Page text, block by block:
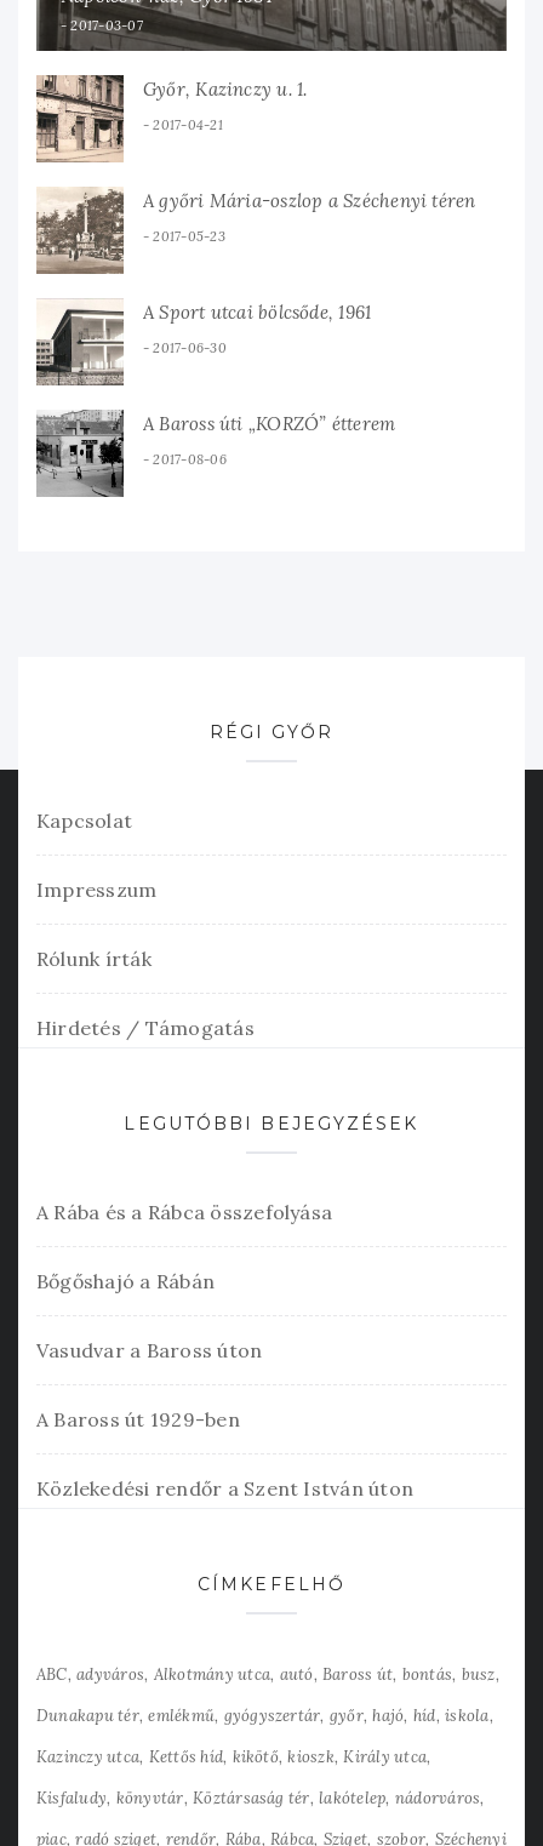
2017-03-07
Győr, Kazinczy u. 1.
2017-04-21
A győri Mária-oszlop a Széchenyi téren
2017-05-23
A Sport utcai bölcsőde, 1961
2017-06-30
A Baross úti „KORZÓ” étterem
2017-08-06
RÉGI GYŐR
Kapcsolat
Impresszum
Rólunk írták
Hirdetés / Támogatás
LEGUTÓBBI BEJEGYZÉSEK
A Rába és a Rábca összefolyása
Bőgőshajó a Rábán
Vasudvar a Baross úton
A Baross út 1929-ben
Közlekedési rendőr a Szent István úton
CÍMKEFELHŐ
ABC adyváros Alkotmány utca autó Baross út bontás busz
Dunakapu tér emlékmű gyógyszertár győr hajó híd iskola
Kazinczy utca Kettős híd kikötő kioszk Király utca
Kisfaludy könyvtár Köztársaság tér lakótelep nádorváros
piac radó sziget rendőr Rába Rábca Sziget szobor Széchenyi